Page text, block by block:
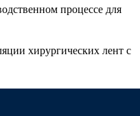
процессе для
хирургических лент с